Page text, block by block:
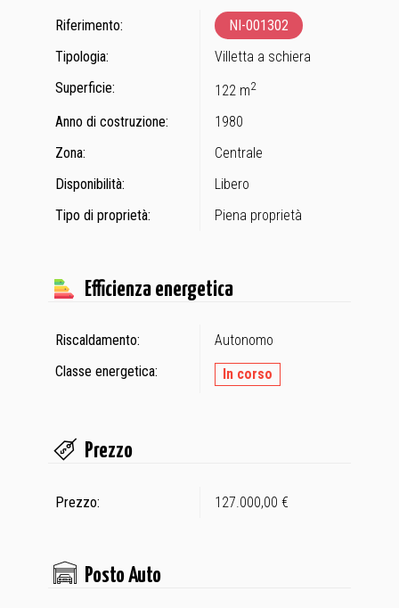
Riferimento:
NI-001302
Tipologia:
Villetta a schiera
Superficie:
122 m2
Anno di costruzione:
1980
Zona:
Centrale
Disponibilità:
Libero
Tipo di proprietà:
Piena proprietà
Efficienza energetica
Riscaldamento:
Autonomo
Classe energetica:
In corso
Prezzo
Prezzo: 127.000,00 €
Posto Auto